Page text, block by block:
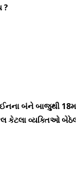
?
બંને બાજુથી
કેટલા વ્યક્તિઓ